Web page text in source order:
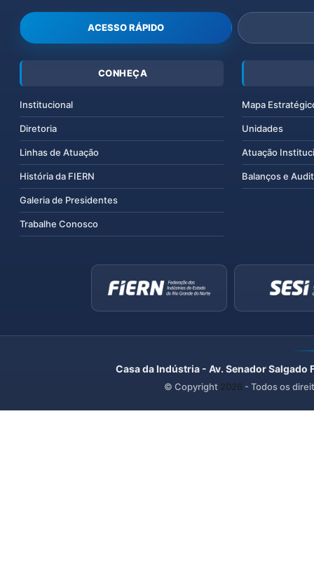
ACESSO RÁPIDO
CONHEÇA
Institucional
Diretoria
Linhas de Atuação
História da FIERN
Galeria de Presidentes
Trabalhe Conosco
Mapa
Unidades
Atuação
Balanços e
Casa da Indústria - Av. Senador
© Copyright 2026 - Todos os